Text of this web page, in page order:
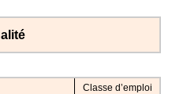
Classe d’emploi